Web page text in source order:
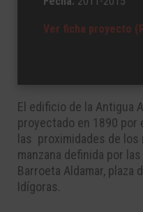
Ver ficha proyecto
El edificio de la Antigua
proyectado en 1890 por
las proximidades de
manzana definida por
Barroeta Aldamar, plaza
Idígoras.